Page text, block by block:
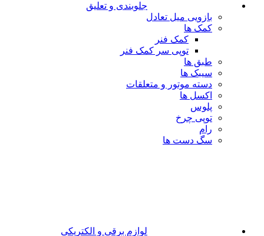
جلوبندی و تعلیق
بازویی میل تعادل
کمک ها
کمک فنر
توپی سر کمک فنر
طبق ها
سیبک ها
دسته موتور و متعلقات
اکسل ها
پلوس
توپی چرخ
رام
سگ دست ها
لوازم برقی و الکتریکی